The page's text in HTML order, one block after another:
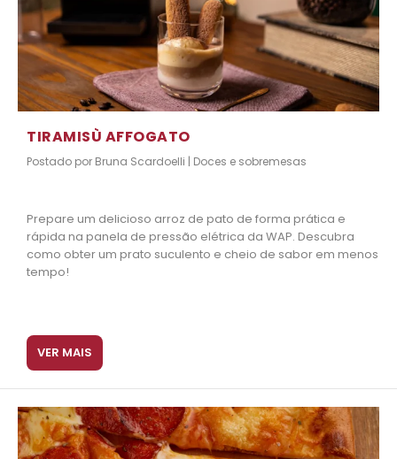
TIRAMISÙ AFFOGATO
Postado por Bruna Scardoelli | Doces e sobremesas
Prepare um delicioso arroz de pato de forma prática e
rápida na panela de pressão elétrica da WAP. Descubra
como obter um prato suculento e cheio de sabor em menos
tempo!
VER MAIS